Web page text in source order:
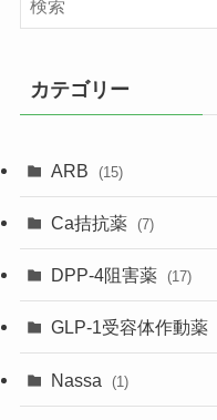
カテゴリー
ARB (15)
Ca拮抗薬 (7)
DPP-4阻害薬 (17)
GLP-1受容体作動薬
Nassa (1)